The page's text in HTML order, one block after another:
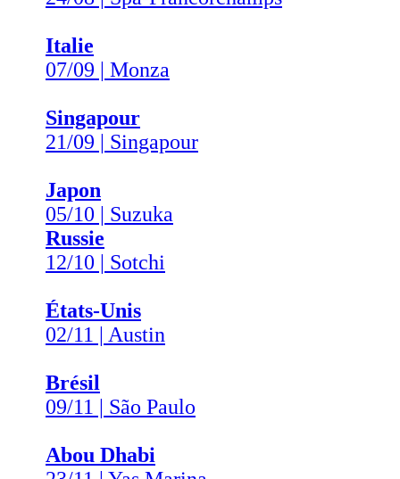
Italie
07/09 | Monza
Singapour
21/09 | Singapour
Japon
05/10 | Suzuka
Russie
12/10 | Sotchi
États-Unis
02/11 | Austin
Brésil
09/11 | São Paulo
Abou Dhabi